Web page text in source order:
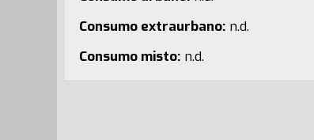
Consumo extraurbano:n.d.
Consumo misto:n.d.